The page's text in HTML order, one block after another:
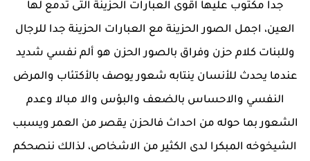
جدا مكتوب عليها اقوى العبارات الحزينة التى تدمع لها
العين، اجمل الصور الحزينة مع العبارات الحزينة جدا للرجال
وللبنات كلام حزن وفراق بالصور الحزن هو ألم نفسي شديد
عندما يحدث للأنسان ينتابه شعور يوصف بالأكتئاب والمرض
النفسي والاحساس بالضعف والبؤس والا مبالا وعدم
الشعور بما حوله من احداث فالحزن يقصر من العمر ويسبب
الشيخوخه المبكرا لدى الكثير من الاشخاص، لذالك ننصحكم